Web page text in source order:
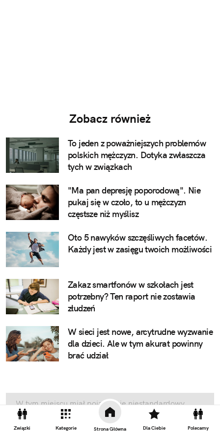
Związki Kategorie Strona Główna Dla Ciebie Polecamy
Zobacz również
To jeden z poważniejszych problemów
polskich mężczyzn. Dotyka zwłaszcza
tych w związkach
"Ma pan depresję poporodową". Nie
pukaj się w czoło, to u mężczyzn
częstsze niż myślisz
Oto 5 nawyków szczęśliwych facetów.
Każdy jest w zasięgu twoich możliwości
Zakaz smartfonów w szkołach jest
potrzebny? Ten raport nie zostawia
złudzeń
W sieci jest nowe, arcytrudne wyzwanie
dla dzieci. Ale w tym akurat powinny
brać udział
W tym miejscu miał pojawić się niestandardowy
element artykułu lub reklama, ale nie widzisz
żadnego z tych elementów, ponieważ nie wyraziłeś